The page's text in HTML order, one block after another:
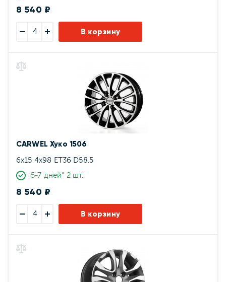
8 540 ₽
В корзину
CARWEL Хуко 1506
6x15 4x98 ET36 D58.5
"5-7 дней" 2 шт.
8 540 ₽
В корзину